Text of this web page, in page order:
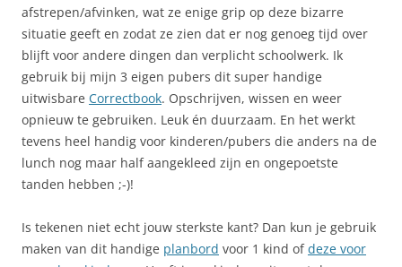
afstrepen/afvinken, wat ze enige grip op deze bizarre
situatie geeft en zodat ze zien dat er nog genoeg tijd over
blijft voor andere dingen dan verplicht schoolwerk. Ik
gebruik bij mijn 3 eigen pubers dit super handige
uitwisbare Correctbook. Opschrijven, wissen en weer
opnieuw te gebruiken. Leuk én duurzaam. En het werkt
tevens heel handig voor kinderen/pubers die anders na de
lunch nog maar half aangekleed zijn en ongepoetste
tanden hebben ;-)!
Is tekenen niet echt jouw sterkste kant? Dan kun je gebruik
maken van dit handige planbord voor 1 kind ofdeze voor